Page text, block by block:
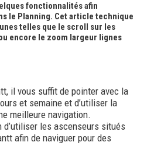
fonctionnalités afin
le Planning. Cet article technique
telles que le scroll sur les
encore le zoom largeur lignes
il vous suffit de pointer avec la
et semaine et d’utiliser la
meilleure navigation.
d’utiliser les ascenseurs situés
afin de naviguer pour des